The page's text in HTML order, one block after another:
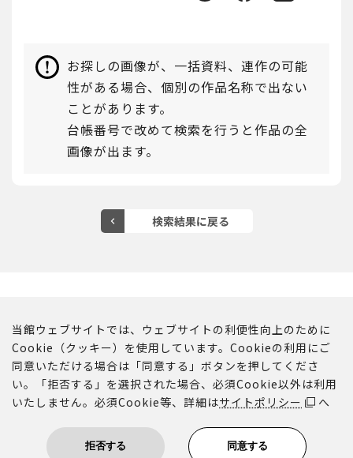
お探しの画像が、一括資料、連作の可能
性がある場合、個別の作品名称で出ない
ことがあります。
台帳番号で改めて検索を行うと作品の全
画像が出ます。
サイトポリシー
ご意見・ご感想
このウェブサイトに掲載されるコンテンツに関する著作権その他
の権利は、京都国立博物館に帰属します。
当館ウェブサイトでは、ウェブサイトの利便性向上のために
Cookie（クッキー）を使用しています。Cookieの利用にご
同意いただける場合は「同意する」ボタンを押してくださ
い。「拒否する」を選択された場合、必須Cookie以外は利用
いたしません。必須Cookie等、詳細はサイトポリシー へ
拒否する 同意する